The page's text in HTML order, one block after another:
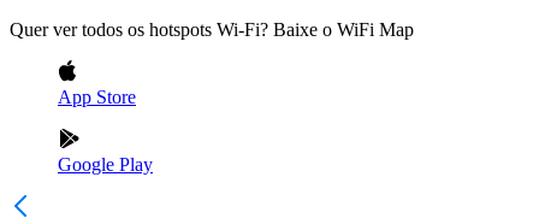
Quer ver todos os hotspots Wi-Fi? Baixe o WiFi Map
App Store
Google Play